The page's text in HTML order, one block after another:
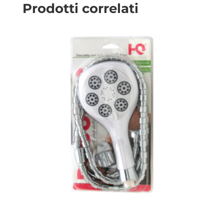
Prodotti correlati